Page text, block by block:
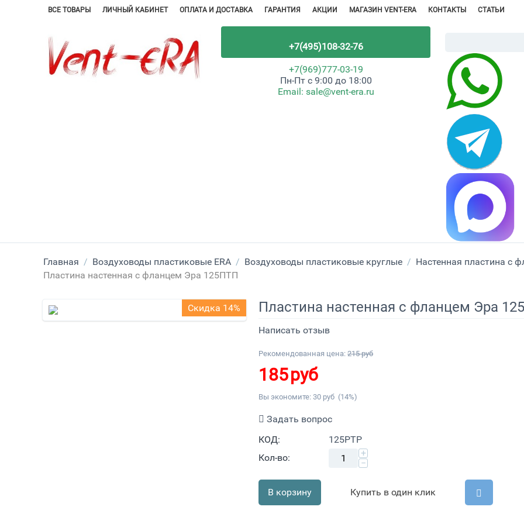
ВСЕ ТОВАРЫ ЛИЧНЫЙ КАБИНЕТ ОПЛАТА И ДОСТАВКА ГАРАНТИЯ АКЦИИ МАГАЗИН VENT-ERA КОНТАКТЫ СТАТЬИ
+7(495)108-32-76
+7(969)777-03-19
Пн-Пт с 9:00 до 18:00
Email: sale@vent-era.ru
Главная / Воздуховоды пластиковые ERA / Воздуховоды пластиковые круглые / Настенная пластина с
Пластина настенная с фланцем Эра 125ПТП
Скидка 14% Пластина настенная с фланцем Эра
Написать отзыв
Рекомендованная цена: 215 руб
185руб
Вы экономите: 30 руб (14%)
Задать вопрос
КОД:
125PTP
Кол-во:
+
−
В корзину Купить в один клик